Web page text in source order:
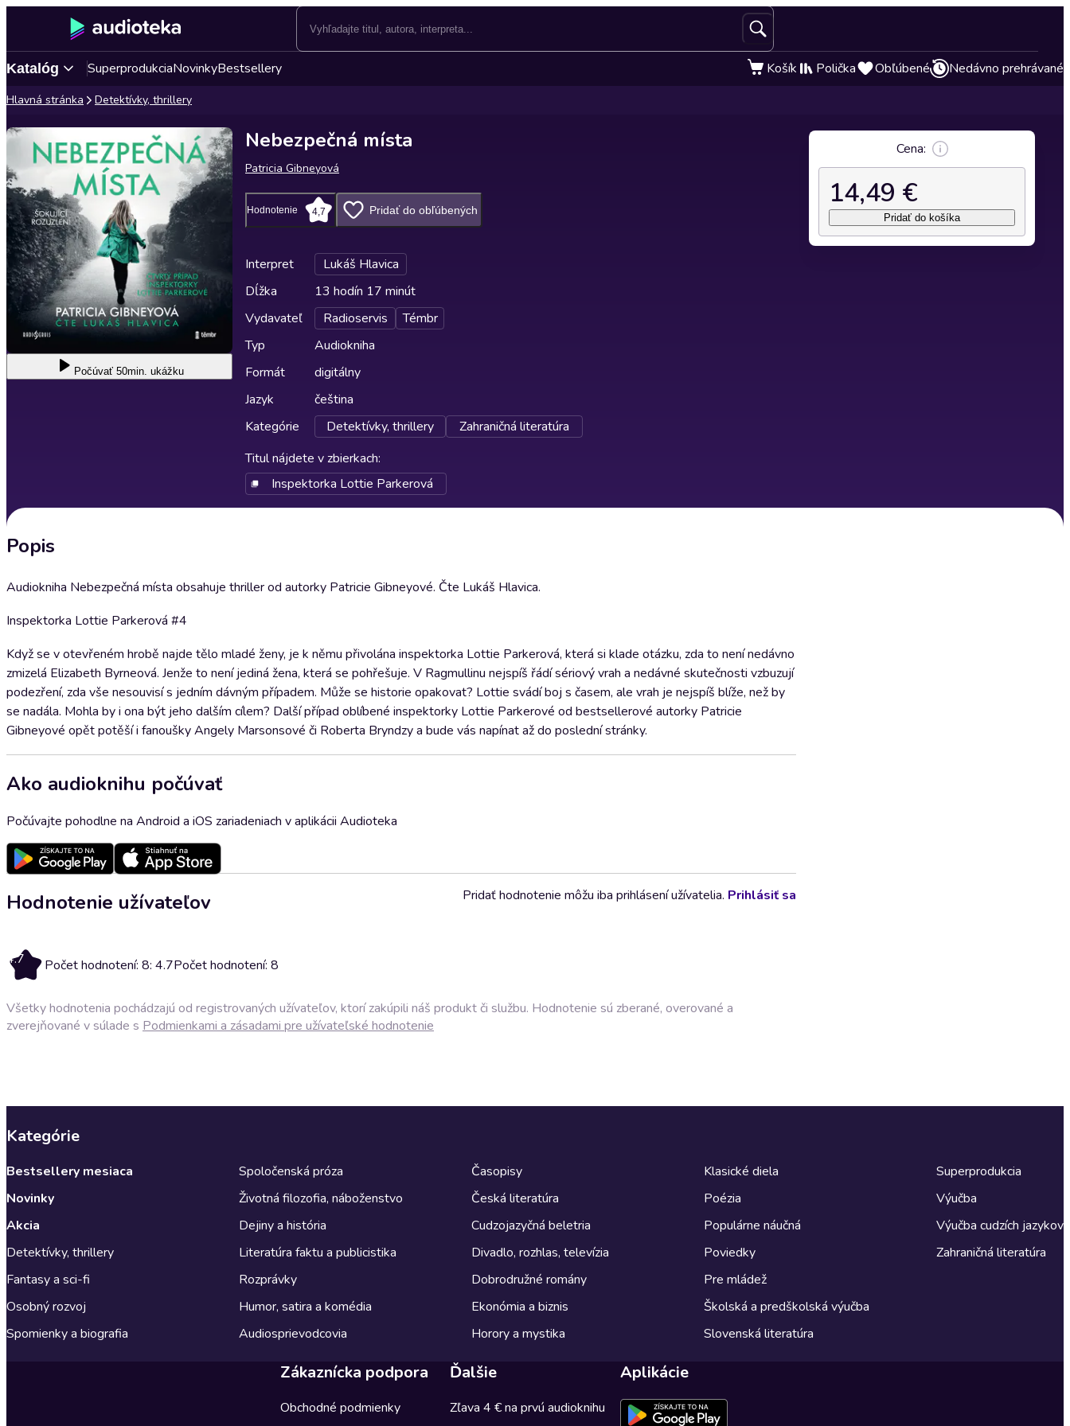
Katalóg SuperprodukciaNovinkyBestsellery Košík Polička Obľúbené Nedávno prehrávané
Hlavná stránka Detektívky, thrillery
Počúvať 50min. ukážku
Nebezpečná místa
Patricia Gibneyová
Hodnotenie 4,7 Pridať do obľúbených
Interpret
Lukáš Hlavica
Dĺžka
13 hodín 17 minút
Vydavateľ
Radioservis
Témbr
Typ
Audiokniha
Formát
digitálny
Jazyk
čeština
Kategórie
Detektívky, thrillery
Zahraničná literatúra
Titul nájdete v zbierkach:
Inspektorka Lottie Parkerová
Popis
Audiokniha Nebezpečná místa obsahuje thriller od autorky Patricie Gibneyové. Čte Lukáš Hlavica.
Inspektorka Lottie Parkerová #4
Když se v otevřeném hrobě najde tělo mladé ženy, je k němu přivolána inspektorka Lottie Parkerová, která si klade otázku, zda to není nedávno
zmizelá Elizabeth Byrneová. Jenže to není jediná žena, která se pohřešuje. V Ragmullinu nejspíš řádí sériový vrah a nedávné skutečnosti vzbuzují
podezření, zda vše nesouvisí s jedním dávným případem. Může se historie opakovat? Lottie svádí boj s časem, ale vrah je nejspíš blíže, než by
se nadála. Mohla by i ona být jeho dalším cílem? Další případ oblíbené inspektorky Lottie Parkerové od bestsellerové autorky Patricie
Gibneyové opět potěší i fanoušky Angely Marsonsové či Roberta Bryndzy a bude vás napínat až do poslední stránky.
Ako audioknihu počúvať
Počúvajte pohodlne na Android a iOS zariadeniach v aplikácii Audioteka
Hodnotenie užívateľov
4.7 Počet hodnotení: 8: 4.7Počet hodnotení: 8
Pridať hodnotenie môžu iba prihlásení užívatelia. Prihlásiť sa
Všetky hodnotenia pochádzajú od registrovaných užívateľov, ktorí zakúpili náš produkt či službu. Hodnotenie sú zberané, overované a
zverejňované v súlade s Podmienkami a zásadami pre užívateľské hodnotenie
Cena:
14,49 €
Pridať do košíka
Kategórie
Bestsellery mesiaca
Novinky
Akcia
Detektívky, thrillery
Fantasy a sci-fi
Osobný rozvoj
Spomienky a biografia
Spoločenská próza
Životná filozofia, náboženstvo
Dejiny a história
Literatúra faktu a publicistika
Rozprávky
Humor, satira a komédia
Audiosprievodcovia
Časopisy
Česká literatúra
Cudzojazyčná beletria
Divadlo, rozhlas, televízia
Dobrodružné romány
Ekonómia a biznis
Horory a mystika
Klasické diela
Poézia
Populárne náučná
Poviedky
Pre mládež
Školská a predškolská výučba
Slovenská literatúra
Superprodukcia
Výučba
Výučba cudzích jazykov
Zahraničná literatúra
Zákaznícka podpora
Obchodné podmienky
Ďalšie
Zľava 4 € na prvú audioknihu
Aplikácie